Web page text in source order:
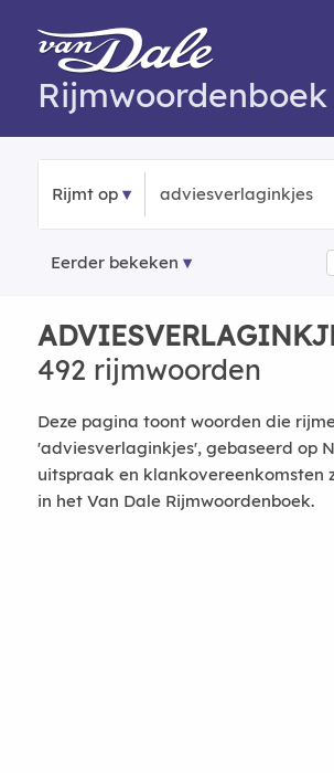
Rijmwoordenboek
Rijmt op
Eerder bekeken
492 rijmwoorden
Deze pagina toont woorden die
'adviesverlaginkjes', gebaseerd op
uitspraak en klankovereenkomsten
in het Van Dale Rijmwoordenboek.